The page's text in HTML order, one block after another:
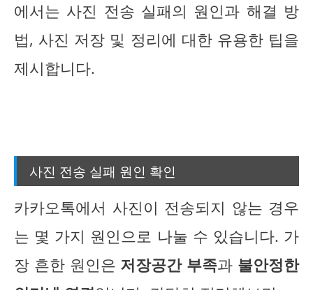
에서는 사진 전송 실패의 원인과 해결 방
법, 사진 저장 및 정리에 대한 유용한 팁을
제시합니다.
사진 전송 실패 원인 확인
카카오톡에서 사진이 전송되지 않는 경우
는 몇 가지 원인으로 나눌 수 있습니다. 가
장 흔한 원인은 저장공간 부족과 불안정한